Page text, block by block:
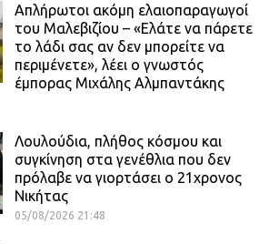
Απλήρωτοι ακόμη ελαιοπαραγωγοί
του Μαλεβιζίου – «Ελάτε να πάρετε
το λάδι σας αν δεν μπορείτε να
περιμένετε», λέει ο γνωστός
έμπορας Μιχάλης Αλμπαντάκης
Λουλούδια, πλήθος κόσμου και
συγκίνηση στα γενέθλια που δεν
πρόλαβε να γιορτάσει ο 21χρονος
Νικήτας
05/08/2026 21:48